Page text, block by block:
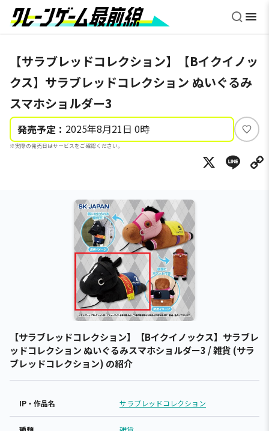
【サラブレッドコレクション】【Bイクイノッ
クス】サラブレッドコレクション ぬいぐるみ
スマホショルダー3
発売予定： 2025年8月21日 0時
※実際の発売日はサービスをご確認ください。
い
ね
X
【サラブレッドコレクション】【Bイクイノックス】サラブレ
ッドコレクション ぬいぐるみスマホショルダー3 / 雑貨 (サラ
ブレッドコレクション) の紹介
IP・作品名 サラブレッドコレクション